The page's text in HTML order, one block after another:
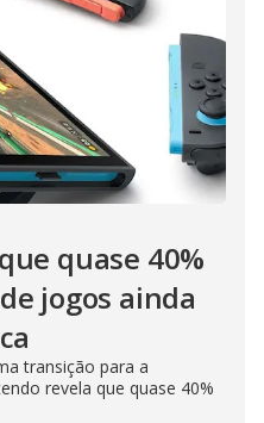
quase 40%
jogos ainda
transição para a
revela que quase 40%